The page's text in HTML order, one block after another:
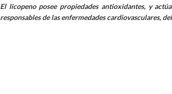
El licopeno posee propiedades antioxidantes, y
responsables de las enfermedades cardiovasculares,